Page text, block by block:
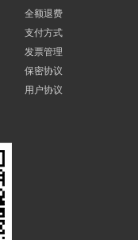
全额退费
支付方式
发票管理
保密协议
用户协议